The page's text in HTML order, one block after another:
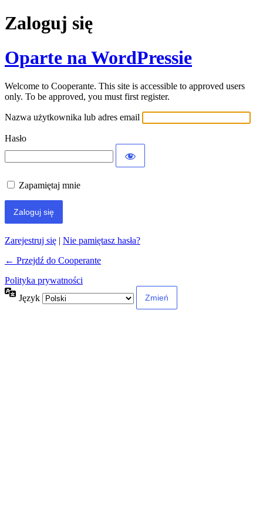
Zaloguj się
Oparte na WordPressie
Welcome to Cooperante. This site is accessible to approved users
only. To be approved, you must first register.
Nazwa użytkownika lub adres email
Hasło
Zapamiętaj mnie
Zarejestruj się | Nie pamiętasz hasła?
← Przejdź do Cooperante
Polityka prywatności
Język